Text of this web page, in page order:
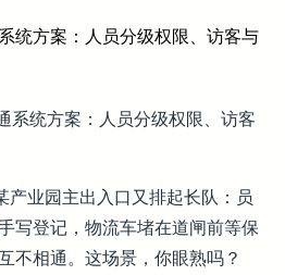
统方案：人员分级权限、访客与
系统方案：人员分级权限、访客
产业园主出入口又排起长队：员
写登记，物流车堵在道闸前等保
不相通。这场景，你眼熟吗？